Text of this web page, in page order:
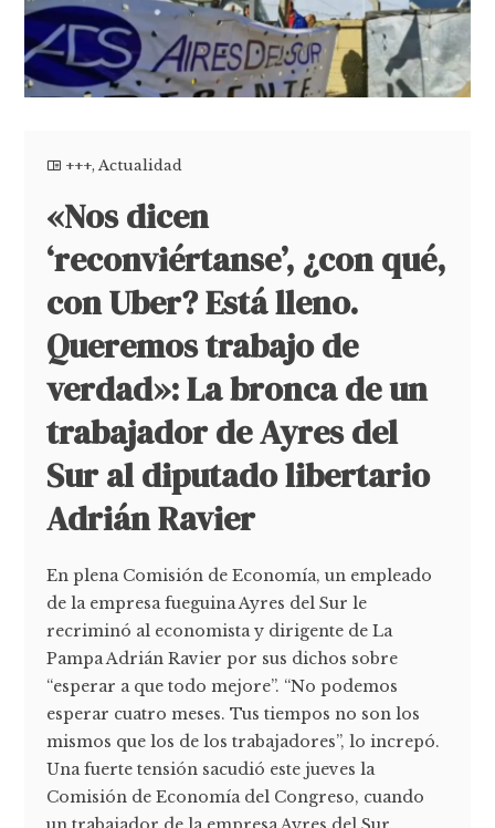
+++,Actualidad
«Nos dicen
‘reconviértanse’, ¿con qué,
con Uber? Está lleno.
Queremos trabajo de
verdad»: La bronca de un
trabajador de Ayres del
Sur al diputado libertario
Adrián Ravier
En plena Comisión de Economía, un empleado
de la empresa fueguina Ayres del Sur le
recriminó al economista y dirigente de La
Pampa Adrián Ravier por sus dichos sobre
“esperar a que todo mejore”. “No podemos
esperar cuatro meses. Tus tiempos no son los
mismos que los de los trabajadores”, lo increpó.
Una fuerte tensión sacudió este jueves la
Comisión de Economía del Congreso, cuando